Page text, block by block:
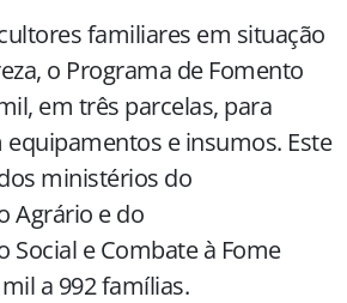
familiares em situação
o Programa de Fomento
em três parcelas, para
e insumos. Este
ministérios do
Agrário e do
Social e Combate à Fome
a 992 famílias.